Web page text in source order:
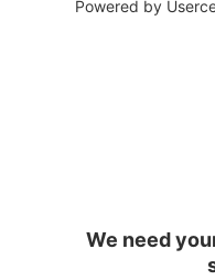
Powered by
We need